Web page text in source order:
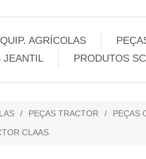
AGRÍCOLAS
JEANTIL PRODUTOS
/ PEÇAS TRACTOR / PEÇAS
CLAAS